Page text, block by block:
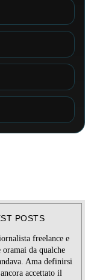
POSTS
freelance e
da qualche
Ama definirsi
accettato il